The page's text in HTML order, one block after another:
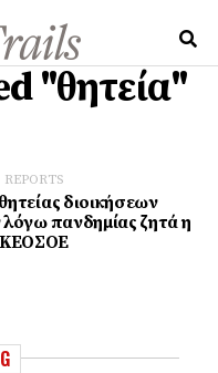
"θητεία"
REPORTS
διοικήσεων
πανδημίας ζητά η
ΚΕΟΣΟΕ